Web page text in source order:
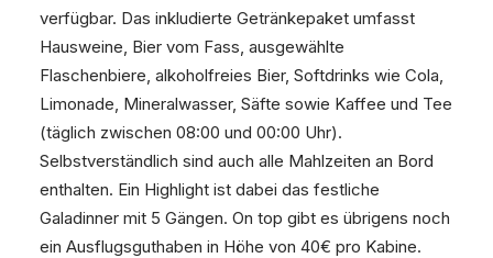
verfügbar. Das inkludierte Getränkepaket umfasst
Hausweine, Bier vom Fass, ausgewählte
Flaschenbiere, alkoholfreies Bier, Softdrinks wie Cola,
Limonade, Mineralwasser, Säfte sowie Kaffee und Tee
(täglich zwischen 08:00 und 00:00 Uhr).
Selbstverständlich sind auch alle Mahlzeiten an Bord
enthalten. Ein Highlight ist dabei das festliche
Galadinner mit 5 Gängen. On top gibt es übrigens noch
ein Ausflugsguthaben in Höhe von 40€ pro Kabine.